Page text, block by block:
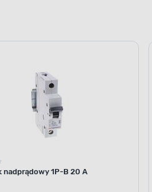
JAKOŚĆ
posłuży w
jakości model od cieszącego
Dzięki temu jest on
nadprądowy 1P-B 20 A